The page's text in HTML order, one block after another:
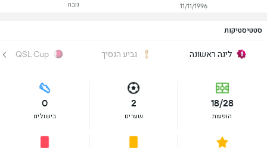
11/11/1996 גובה
סטטיסטיקות
ליגה ראשונה גביע הנסיך QSL Cup
18/28
הופעות
2
שערים
0
בישולים